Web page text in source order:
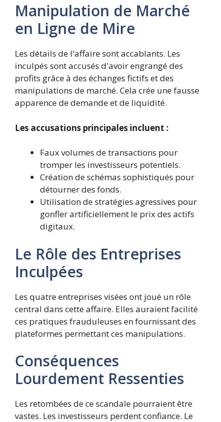
Manipulation de Marché
en Ligne de Mire
Les détails de l'affaire sont accablants. Les
inculpés sont accusés d'avoir engrangé des
profits grâce à des échanges fictifs et des
manipulations de marché. Cela crée une fausse
apparence de demande et de liquidité.
Les accusations principales incluent :
Faux volumes de transactions pour
tromper les investisseurs potentiels.
Création de schémas sophistiqués pour
détourner des fonds.
Utilisation de stratégies agressives pour
gonfler artificiellement le prix des actifs
digitaux.
Le Rôle des Entreprises
Inculpées
Les quatre entreprises visées ont joué un rôle
central dans cette affaire. Elles auraient facilité
ces pratiques frauduleuses en fournissant des
plateformes permettant ces manipulations.
Conséquences
Lourdement Ressenties
Les retombées de ce scandale pourraient être
vastes. Les investisseurs perdent confiance. Le